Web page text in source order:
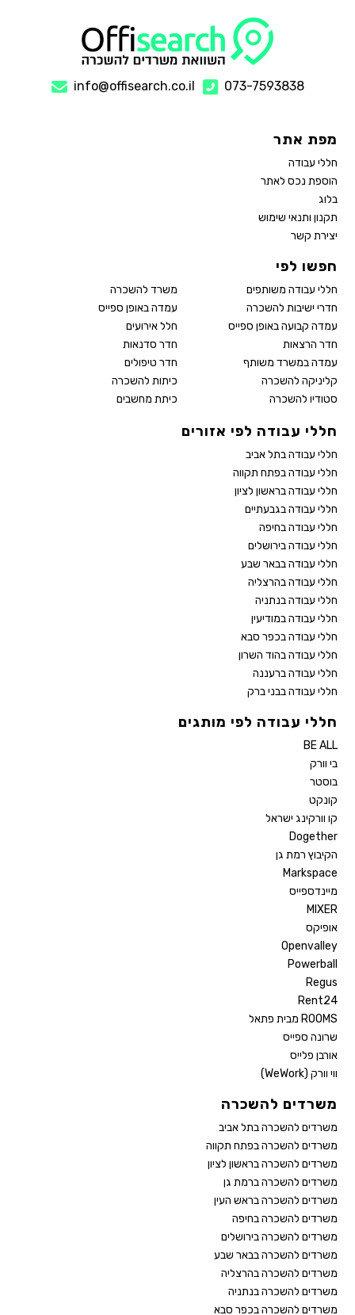
מפת אתר
חללי עבודה
הוספת נכס לאתר
בלוג
תקנון ותנאי שימוש
יצירת קשר
חפשו לפי
חללי עבודה משותפים
משרד להשכרה
חדרי ישיבות להשכרה
עמדה באופן ספייס
עמדה קבועה באופן ספייס
חלל אירועים
חדר הרצאות
חדר סדנאות
עמדה במשרד משותף
חדר טיפולים
קליניקה להשכרה
כיתות להשכרה
סטודיו להשכרה
כיתת מחשבים
חללי עבודה לפי אזורים
חללי עבודה בתל אביב
חללי עבודה בפתח תקווה
חללי עבודה בראשון לציון
חללי עבודה בגבעתיים
חללי עבודה בחיפה
חללי עבודה בירושלים
חללי עבודה בבאר שבע
חללי עבודה בהרצליה
חללי עבודה בנתניה
חללי עבודה במודיעין
חללי עבודה בכפר סבא
חללי עבודה בהוד השרון
חללי עבודה ברעננה
חללי עבודה בבני ברק
חללי עבודה לפי מותגים
BE ALL
בי וורק
בוסטר
קונקט
קו וורקינג ישראל
Dogether
הקיבוץ רמת גן
Markspace
מיינדספייס
MIXER
אופיקס
Openvalley
Powerball
Regus
Rent24
ROOMS מבית פתאל
שרונה ספייס
אורבן פלייס
ווי וורק (WeWork)
משרדים להשכרה
משרדים להשכרה בתל אביב
משרדים להשכרה בפתח תקווה
משרדים להשכרה בראשון לציון
משרדים להשכרה ברמת גן
משרדים להשכרה בראש העין
משרדים להשכרה בחיפה
משרדים להשכרה בירושלים
משרדים להשכרה בבאר שבע
משרדים להשכרה בהרצליה
משרדים להשכרה בנתניה
משרדים להשכרה בכפר סבא
info@offisearch.co.il 073-7593838